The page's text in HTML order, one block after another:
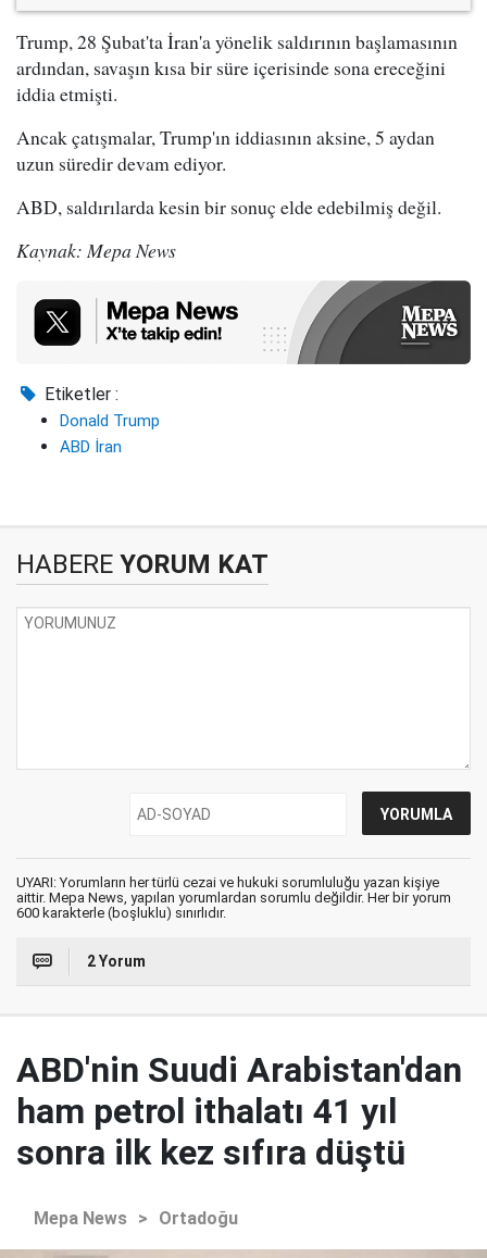
Trump, 28 Şubat'ta İran'a yönelik saldırının başlamasının
ardından, savaşın kısa bir süre içerisinde sona ereceğini
iddia etmişti.
Ancak çatışmalar, Trump'ın iddiasının aksine, 5 aydan
uzun süredir devam ediyor.
ABD, saldırılarda kesin bir sonuç elde edebilmiş değil.
Kaynak: Mepa News
Etiketler :
Donald Trump
ABD İran
HABERE YORUM KAT
UYARI: Yorumların her türlü cezai ve hukuki sorumluluğu yazan kişiye
aittir. Mepa News, yapılan yorumlardan sorumlu değildir. Her bir yorum
600 karakterle (boşluklu) sınırlıdır.
2 Yorum
ABD'nin Suudi Arabistan'dan
ham petrol ithalatı 41 yıl
sonra ilk kez sıfıra düştü
Mepa News > Ortadoğu